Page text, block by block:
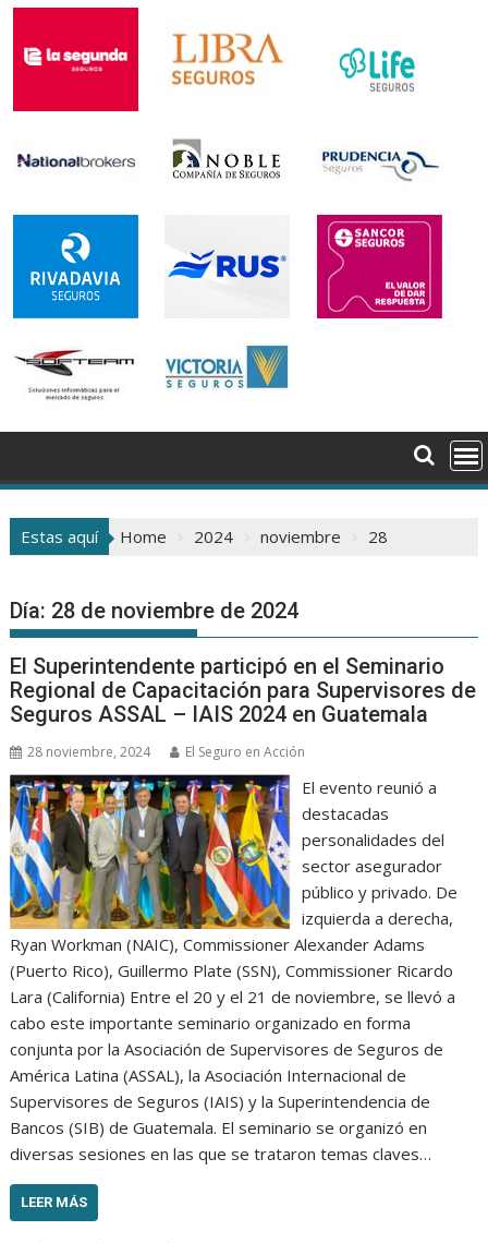
Estas aquí Home 2024 noviembre 28
Día: 28 de noviembre de 2024
El Superintendente participó en el Seminario
Regional de Capacitación para Supervisores de
Seguros ASSAL – IAIS 2024 en Guatemala
28 noviembre, 2024 El Seguro en Acción
El evento reunió a
destacadas
personalidades del
sector asegurador
público y privado. De
izquierda a derecha,
Ryan Workman (NAIC), Commissioner Alexander Adams
(Puerto Rico), Guillermo Plate (SSN), Commissioner Ricardo
Lara (California) Entre el 20 y el 21 de noviembre, se llevó a
cabo este importante seminario organizado en forma
conjunta por la Asociación de Supervisores de Seguros de
América Latina (ASSAL), la Asociación Internacional de
Supervisores de Seguros (IAIS) y la Superintendencia de
Bancos (SIB) de Guatemala. El seminario se organizó en
diversas sesiones en las que se trataron temas claves…
LEER MÁS